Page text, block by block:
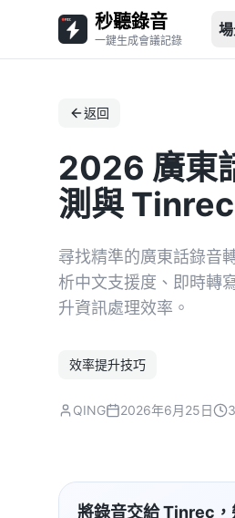
秒聽錄音
一鍵生成會議記錄
返回
2026 廣東
測與
尋找精準的廣東話錄音
析中文支援度、即時轉
升資訊處理效率。
效率提升技巧
QING 2026年6月25日
將錄音交給 Tinrec